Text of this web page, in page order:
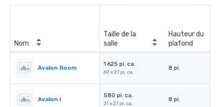
Nom
Taille de la
salle
Hauteur du
plafond
Avalon Room
1 625 pi. ca.
60 x 27 pi. ca.
8 pi.
Avalon I
580 pi. ca.
21 x 27 pi. ca.
8 pi.